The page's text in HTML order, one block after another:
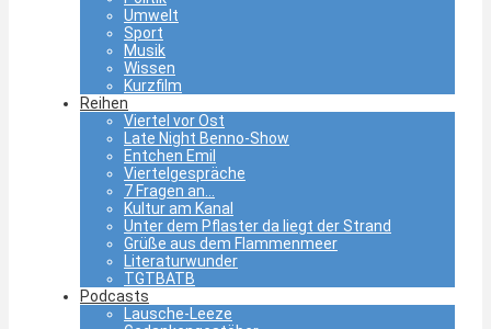
Umwelt
Sport
Musik
Wissen
Kurzfilm
Reihen
Viertel vor Ost
Late Night Benno-Show
Entchen Emil
Viertelgespräche
7 Fragen an…
Kultur am Kanal
Unter dem Pflaster da liegt der Strand
Grüße aus dem Flammenmeer
Literaturwunder
TGTBATB
Podcasts
Lausche-Leeze